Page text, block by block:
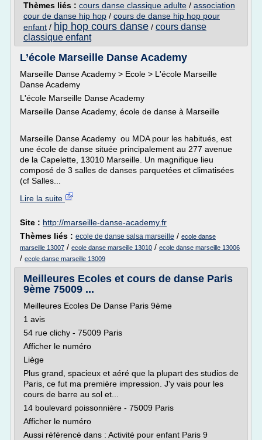
Thèmes liés : cours danse classique adulte / association
cour de danse hip hop / cours de danse hip hop pour
enfant / hip hop cours danse / cours danse
classique enfant
L’école Marseille Danse Academy
Marseille Danse Academy > Ecole > L'école Marseille
Danse Academy
L'école Marseille Danse Academy
Marseille Danse Academy, école de danse à Marseille
Marseille Danse Academy ou MDA pour les habitués, est
une école de danse située principalement au 277 avenue
de la Capelette, 13010 Marseille. Un magnifique lieu
composé de 3 salles de danses parquetées et climatisées
(cf Salles...
Lire la suite
Site : http://marseille-danse-academy.fr
Thèmes liés : ecole de danse salsa marseille / ecole danse
marseille 13007 / ecole danse marseille 13010 / ecole danse marseille 13006
/ ecole danse marseille 13009
Meilleures Ecoles et cours de danse Paris
9ème 75009 ...
Meilleures Ecoles De Danse Paris 9ème
1 avis
54 rue clichy - 75009 Paris
Afficher le numéro
Liège
Plus grand, spacieux et aéré que la plupart des studios de
Paris, ce fut ma première impression. J'y vais pour les
cours de barre au sol et...
14 boulevard poissonnière - 75009 Paris
Afficher le numéro
Aussi référencé dans : Activité pour enfant Paris 9